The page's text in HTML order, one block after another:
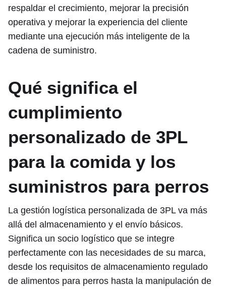
respaldar el crecimiento, mejorar la precisión
operativa y mejorar la experiencia del cliente
mediante una ejecución más inteligente de la
cadena de suministro.
Qué significa el
cumplimiento
personalizado de 3PL
para la comida y los
suministros para perros
La gestión logística personalizada de 3PL va más
allá del almacenamiento y el envío básicos.
Significa un socio logístico que se integre
perfectamente con las necesidades de su marca,
desde los requisitos de almacenamiento regulado
de alimentos para perros hasta la manipulación de